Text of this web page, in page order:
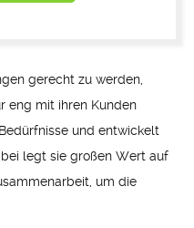
gerecht zu werden,
eng mit ihren Kunden
und entwickelt
legt sie großen Wert auf
um die